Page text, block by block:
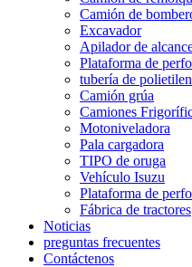
Camión de
Excavador
Apilador de
Plataforma de
tubería de
Camión grúa
Camiones
Motoniveladora
Pala cargadora
TIPO de oruga
Vehículo Isuzu
Plataforma de
Fábrica de tractores
Noticias
preguntas frecuentes
Contáctenos